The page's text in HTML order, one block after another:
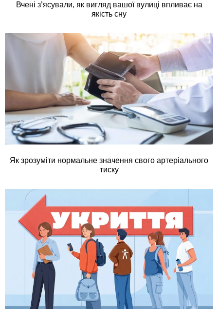
Вчені з’ясували, як вигляд вашої вулиці впливає на
якість сну
Як зрозуміти нормальне значення свого артеріального
тиску